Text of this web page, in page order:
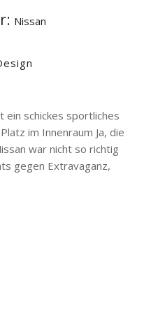
Nissan
ein schickes sportliches
im Innenraum Ja, die
war nicht so richtig
gegen Extravaganz,